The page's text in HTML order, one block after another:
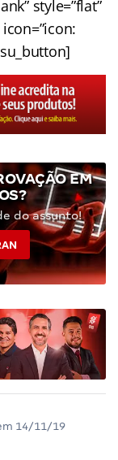
style=”flat”
EM
do assunto!
14/11/19